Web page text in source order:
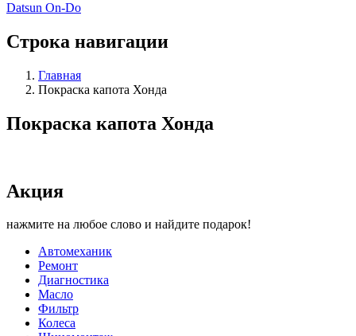
Datsun On-Do
Строка навигации
Главная
Покраска капота Хонда
Покраска капота Хонда
Акция
нажмите на любое слово и найдите подарок!
Автомеханик
Ремонт
Диагностика
Масло
Фильтр
Колеса